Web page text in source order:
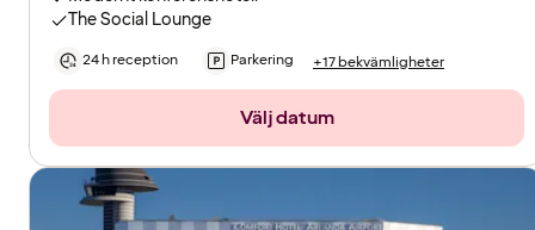
The Social Lounge
24 h reception Parkering +17 bekvämligheter
Välj datum